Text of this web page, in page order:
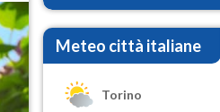
Meteo città italiane
Torino